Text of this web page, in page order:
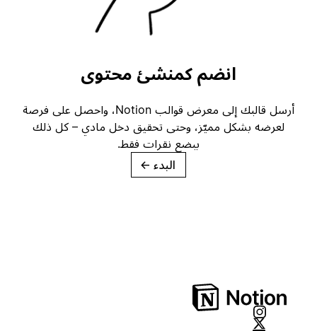
انضم كمنشئ محتوى
أرسل قالبك إلى معرض قوالب Notion، واحصل على فرصة
لعرضه بشكل مميّز، وحتى تحقيق دخل مادي – كل ذلك
ببضع نقرات فقط.
→